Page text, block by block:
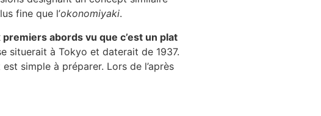
fine que l’okonomiyaki.
abords vu que c’est un plat
situerait à Tokyo et daterait de 1937.
simple à préparer. Lors de l’après